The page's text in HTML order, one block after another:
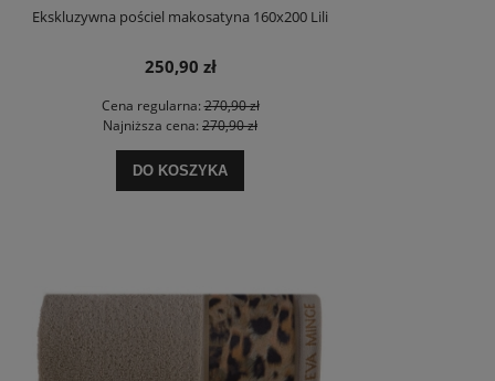
Ekskluzywna pościel makosatyna 160x200 Lili
250,90 zł
Cena regularna:270,90 zł
Najniższa cena: 270,90 zł
DO KOSZYKA